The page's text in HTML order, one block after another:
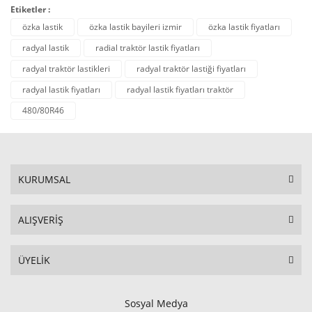
Etiketler :
özka lastik
özka lastik bayileri izmir
özka lastik fiyatları
radyal lastik
radial traktör lastik fiyatları
radyal traktör lastikleri
radyal traktör lastiği fiyatları
radyal lastik fiyatları
radyal lastik fiyatları traktör
480/80R46
KURUMSAL
ALIŞVERİŞ
ÜYELİK
Sosyal Medya